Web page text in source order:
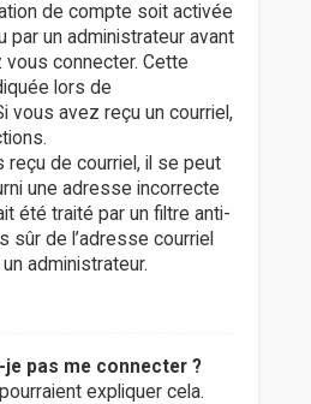
de compte soit activée
par un administrateur avant
connecter. Cette
lors de
vous avez reçu un courriel,
reçu de courriel, il se peut
une adresse incorrecte
été traité par un filtre anti-
sûr de l’adresse courriel
administrateur.
je pas me connecter ?
expliquer cela.